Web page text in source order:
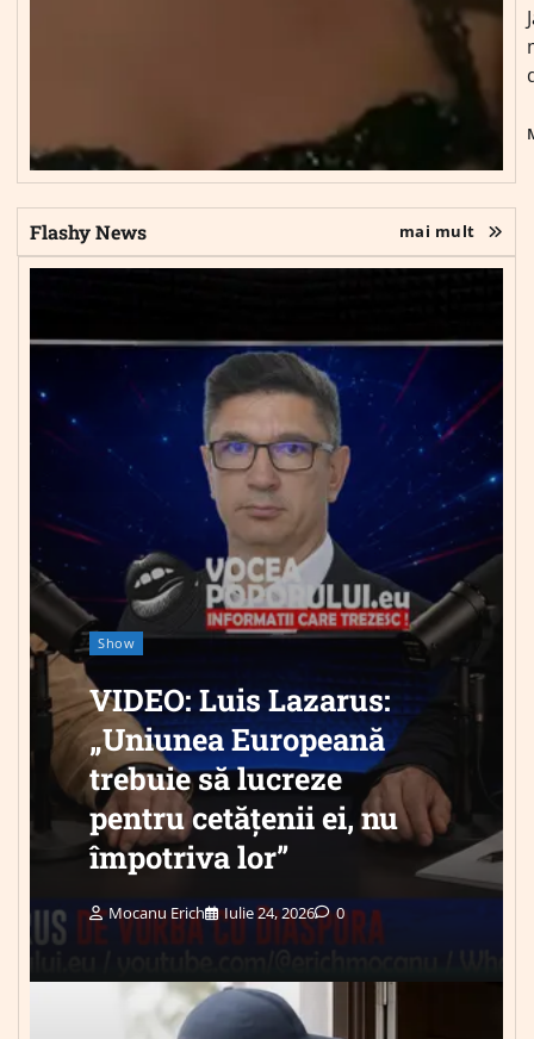
Flashy News mai mult
Show
VIDEO: Luis Lazarus:
„Uniunea Europeană
trebuie să lucreze
pentru cetățenii ei, nu
împotriva lor”
Mocanu Erich Iulie 24, 2026 0